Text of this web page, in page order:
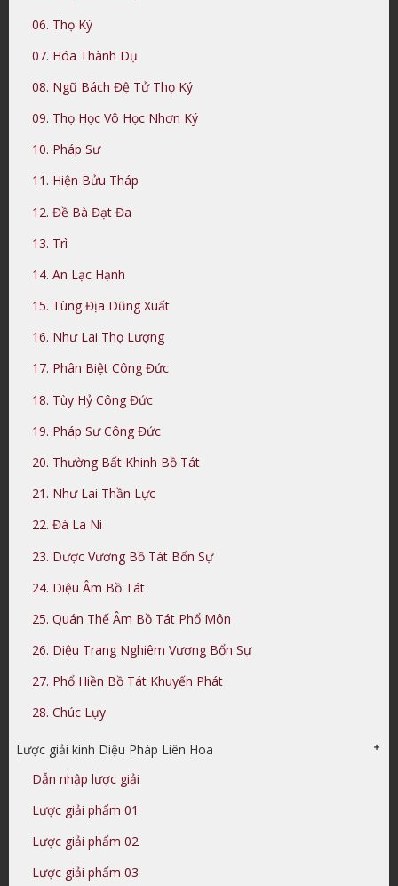
06. Thọ Ký
07. Hóa Thành Dụ
08. Ngũ Bách Đệ Tử Thọ Ký
09. Thọ Học Vô Học Nhơn Ký
10. Pháp Sư
11. Hiện Bửu Tháp
12. Đề Bà Đạt Đa
13. Trì
14. An Lạc Hạnh
15. Tùng Địa Dũng Xuất
16. Như Lai Thọ Lượng
17. Phân Biệt Công Đức
18. Tùy Hỷ Công Đức
19. Pháp Sư Công Đức
20. Thường Bất Khinh Bồ Tát
21. Như Lai Thần Lực
22. Đà La Ni
23. Dược Vương Bồ Tát Bổn Sự
24. Diệu Âm Bồ Tát
25. Quán Thế Âm Bồ Tát Phổ Môn
26. Diệu Trang Nghiêm Vương Bổn Sự
27. Phổ Hiền Bồ Tát Khuyến Phát
28. Chúc Lụy
Lược giải kinh Diệu Pháp Liên Hoa
Dẫn nhập lược giải
Lược giải phẩm 01
Lược giải phẩm 02
Lược giải phẩm 03